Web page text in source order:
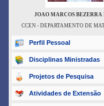
JOAO MARCOS BEZERRA
CCEN - DEPARTAMENTO DE
Perfil Pessoal
Disciplinas Ministradas
Projetos de Pesquisa
Atividades de Extensão